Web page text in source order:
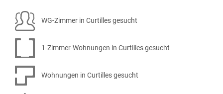
WG-Zimmer in Curtilles gesucht
1-Zimmer-Wohnungen in Curtilles gesucht
Wohnungen in Curtilles gesucht